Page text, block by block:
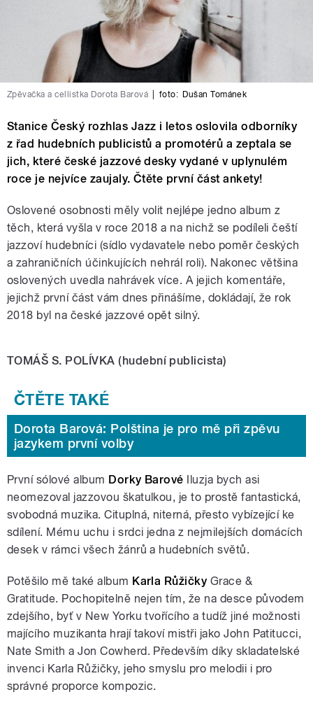
Zpěvačka a cellistka Dorota Barová foto: Dušan Tománek
Stanice Český rozhlas Jazz i letos oslovila odborníky
z řad hudebních publicistů a promotérů a zeptala se
jich, které české jazzové desky vydané v uplynulém
roce je nejvíce zaujaly. Čtěte první část ankety!
Oslovené osobnosti měly volit nejlépe jedno album z
těch, která vyšla v roce 2018 a na nichž se podíleli čeští
jazzoví hudebníci (sídlo vydavatele nebo poměr českých
a zahraničních účinkujících nehrál roli). Nakonec většina
oslovených uvedla nahrávek více. A jejich komentáře,
jejichž první část vám dnes přinášíme, dokládají, že rok
2018 byl na české jazzové opět silný.
TOMÁŠ S. POLÍVKA (hudební publicista)
Dorota Barová: Polština je pro mě při zpěvu
jazykem první volby
První sólové album Dorky Barové Iluzja bych asi
neomezoval jazzovou škatulkou, je to prostě fantastická,
svobodná muzika. Cituplná, niterná, přesto vybízející ke
sdílení. Mému uchu i srdci jedna z nejmilejších domácích
desek v rámci všech žánrů a hudebních světů.
Potěšilo mě také album Karla RůžičkyGrace &
Gratitude. Pochopitelně nejen tím, že na desce původem
zdejšího, byť v New Yorku tvořícího a tudíž jiné možnosti
majícího muzikanta hrají takoví mistři jako John Patitucci,
Nate Smith a Jon Cowherd. Především díky skladatelské
invenci Karla Růžičky, jeho smyslu pro melodii i pro
správné proporce kompozic.